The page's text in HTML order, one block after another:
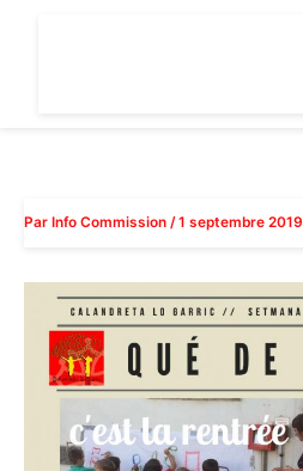
Par Info Commission /1 septembre 2019